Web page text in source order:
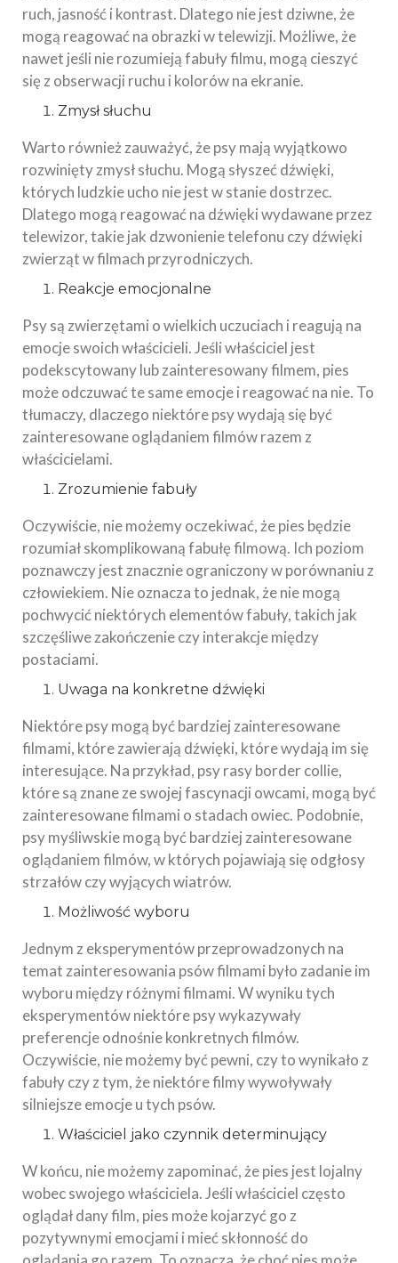
ruch, jasność i kontrast. Dlatego nie jest dziwne, że
mogą reagować na obrazki w telewizji. Możliwe, że
nawet jeśli nie rozumieją fabuły filmu, mogą cieszyć
się z obserwacji ruchu i kolorów na ekranie.
Zmysł słuchu
Warto również zauważyć, że psy mają wyjątkowo
rozwinięty zmysł słuchu. Mogą słyszeć dźwięki,
których ludzkie ucho nie jest w stanie dostrzec.
Dlatego mogą reagować na dźwięki wydawane przez
telewizor, takie jak dzwonienie telefonu czy dźwięki
zwierząt w filmach przyrodniczych.
Reakcje emocjonalne
Psy są zwierzętami o wielkich uczuciach i reagują na
emocje swoich właścicieli. Jeśli właściciel jest
podekscytowany lub zainteresowany filmem, pies
może odczuwać te same emocje i reagować na nie. To
tłumaczy, dlaczego niektóre psy wydają się być
zainteresowane oglądaniem filmów razem z
właścicielami.
Zrozumienie fabuły
Oczywiście, nie możemy oczekiwać, że pies będzie
rozumiał skomplikowaną fabułę filmową. Ich poziom
poznawczy jest znacznie ograniczony w porównaniu z
człowiekiem. Nie oznacza to jednak, że nie mogą
pochwycić niektórych elementów fabuły, takich jak
szczęśliwe zakończenie czy interakcje między
postaciami.
Uwaga na konkretne dźwięki
Niektóre psy mogą być bardziej zainteresowane
filmami, które zawierają dźwięki, które wydają im się
interesujące. Na przykład, psy rasy border collie,
które są znane ze swojej fascynacji owcami, mogą być
zainteresowane filmami o stadach owiec. Podobnie,
psy myśliwskie mogą być bardziej zainteresowane
oglądaniem filmów, w których pojawiają się odgłosy
strzałów czy wyjących wiatrów.
Możliwość wyboru
Jednym z eksperymentów przeprowadzonych na
temat zainteresowania psów filmami było zadanie im
wyboru między różnymi filmami. W wyniku tych
eksperymentów niektóre psy wykazywały
preferencje odnośnie konkretnych filmów.
Oczywiście, nie możemy być pewni, czy to wynikało z
fabuły czy z tym, że niektóre filmy wywoływały
silniejsze emocje u tych psów.
Właściciel jako czynnik determinujący
W końcu, nie możemy zapominać, że pies jest lojalny
wobec swojego właściciela. Jeśli właściciel często
oglądał dany film, pies może kojarzyć go z
pozytywnymi emocjami i mieć skłonność do